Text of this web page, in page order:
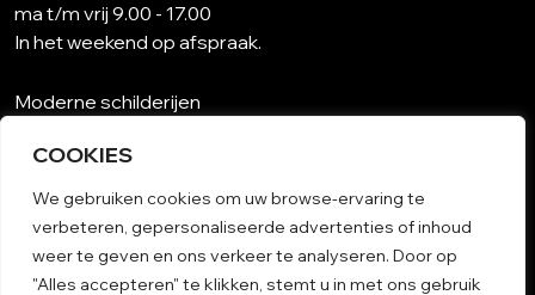
COOKIES
We gebruiken cookies om uw browse-ervaring te
verbeteren, gepersonaliseerde advertenties of inhoud
weer te geven en ons verkeer te analyseren. Door op
"Alles accepteren" te klikken, stemt u in met ons gebruik
ma t/m vrij 9.00 - 17.00
In het weekend op afspraak.
Moderne schilderijen
Kunst op maat
Schilderijen woonkamer
Unieke schilderijen
Kunst op papier
Schilderij woonkamer